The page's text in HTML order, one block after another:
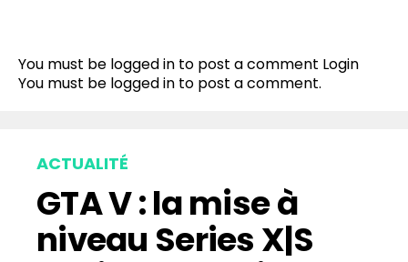
You must be logged in to post a comment Login
You must be logged in to post a comment.
ACTUALITÉ
GTA V : la mise à
niveau Series X|S